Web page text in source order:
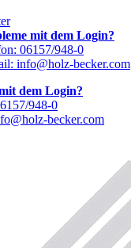
mit dem Login?
06157/948-0
info@holz-becker.com
dem Login?
948-0
becker.com